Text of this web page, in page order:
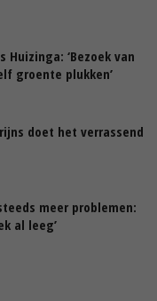
Huizinga: ‘Bezoek van
groente plukken’
doet het verrassend
meer problemen:
al leeg’